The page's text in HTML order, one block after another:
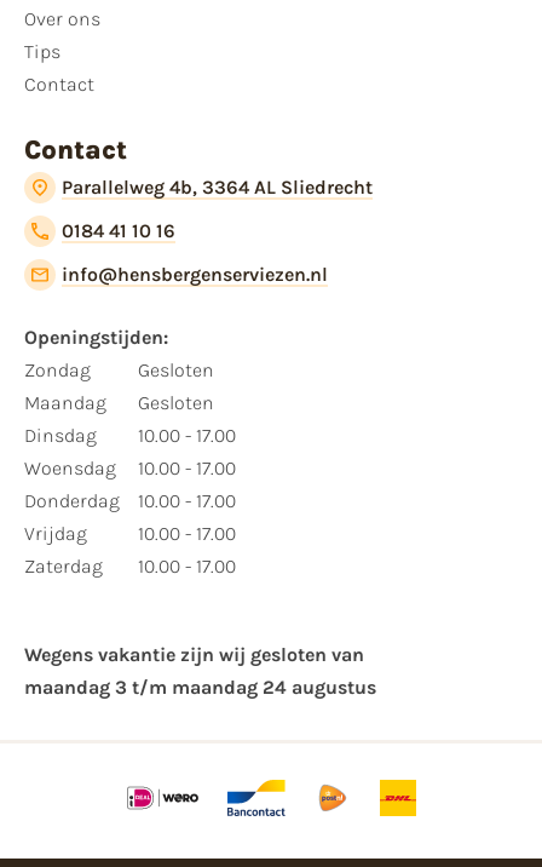
Over ons
Tips
Contact
Contact
Parallelweg 4b, 3364 AL Sliedrecht
0184 41 10 16
info@hensbergenserviezen.nl
Openingstijden:
Zondag
Maandag
Dinsdag
Woensdag
Donderdag
Vrijdag
Zaterdag
Gesloten
Gesloten
10.00 - 17.00
10.00 - 17.00
10.00 - 17.00
10.00 - 17.00
10.00 - 17.00
Wegens vakantie zijn wij gesloten van ​
maandag 3 t/m maandag 24 augustus